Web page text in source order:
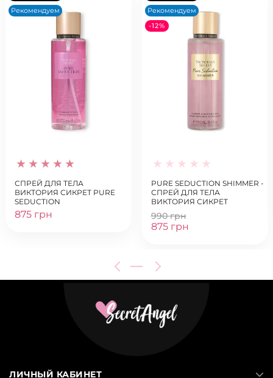
Рекомендуем
СПРЕЙ ДЛЯ ТЕЛА
ВИКТОРИЯ СИКРЕТ PURE
SEDUCTION
875 грн
Рекомендуем
-12%
PURE SEDUCTION SHIMMER -
СПРЕЙ ДЛЯ ТЕЛА
ВИКТОРИЯ СИКРЕТ
990 грн
875 грн
ЛИЧНЫЙ КАБИНЕТ